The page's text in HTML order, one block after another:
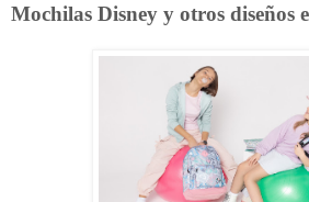
Mochilas Disney y otros diseños